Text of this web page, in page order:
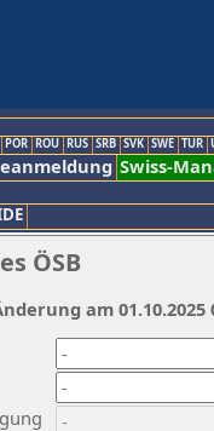
POR ROU RUS SRB SVK SWE TUR
Swiss-
ÖSB
am